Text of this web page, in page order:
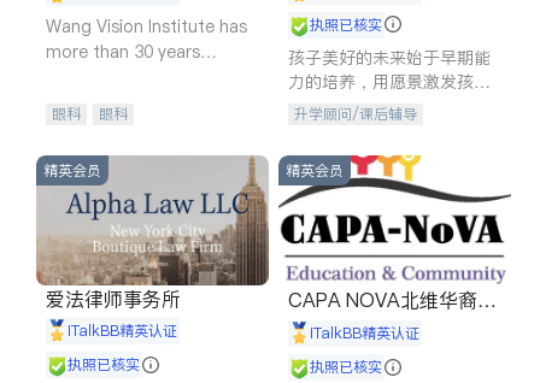
Wang Vision Institute has
more than 30 years
眼科 眼科
执照已核实
孩子美好的未来始于早期能
力的培养，用愿景激发孩子
的学习潜力和动力。理念：
拥有成长型心态是成功的基
石。
升学顾问/课后辅导
精英会员
爱法律师事务所
iTalkBB精英认证
执照已核实
精英会员
CAPA NOVA北维华裔家
长会iTalkBB精英认证
执照已核实